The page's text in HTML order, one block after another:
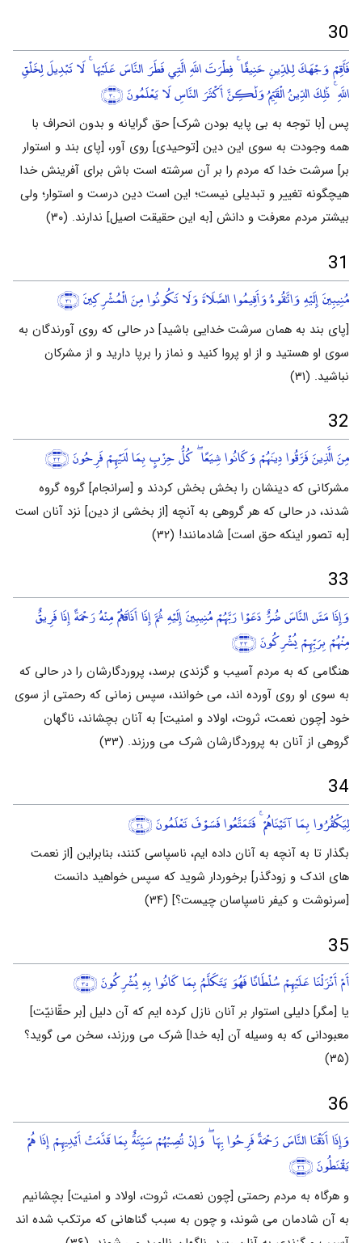
30
فَأَقِمْ وَجْهَكَ لِلدِّينِ حَنِيفًا ۚ فِطْرَتَ اللَّهِ الَّتِي فَطَرَ النَّاسَ عَلَيْهَا ۚ لَا تَبْدِيلَ لِخَلْقِ
اللَّهِ ۚ ذَٰلِكَ الدِّينُ الْقَيِّمُ وَلَٰكِنَّ أَكْثَرَ النَّاسِ لَا يَعْلَمُونَ﴿٣٠﴾
پس [با توجه به بی پایه بودن شرک] حق گرایانه و بدون انحراف با
همه وجودت به سوی این دین [توحیدی] روی آور، [پای بند و استوار
بر] سرشت خدا که مردم را بر آن سرشته است باش برای آفرینش خدا
هیچگونه تغییر و تبدیلی نیست؛ این است دین درست و استوار؛ ولی
بیشتر مردم معرفت و دانش [به این حقیقت اصیل] ندارند. (۳۰)
31
مُنِيبِينَ إِلَيْهِ وَاتَّقُوهُ وَأَقِيمُوا الصَّلَاةَ وَلَا تَكُونُوا مِنَ الْمُشْرِكِينَ﴿٣١﴾
[پای بند به همان سرشت خدایی باشید] در حالی که روی آورندگان به
سوی او هستید و از او پروا کنید و نماز را برپا دارید و از مشرکان
نباشید. (۳۱)
32
مِنَ الَّذِينَ فَرَّقُوا دِينَهُمْ وَكَانُوا شِيَعًا ۖ كُلُّ حِزْبٍ بِمَا لَدَيْهِمْ فَرِحُونَ﴿٣٢﴾
مشرکانی که دینشان را بخش بخش کردند و [سرانجام] گروه گروه
شدند، در حالی که هر گروهی به آنچه [از بخشی از دین] نزد آنان است
[به تصور اینکه حق است] شادمانند! (۳۲)
33
وَإِذَا مَسَّ النَّاسَ ضُرٌّ دَعَوْا رَبَّهُمْ مُنِيبِينَ إِلَيْهِ ثُمَّ إِذَا أَذَاقَهُمْ مِنْهُ رَحْمَةً إِذَا فَرِيقٌ
مِنْهُمْ بِرَبِّهِمْ يُشْرِكُونَ﴿٣٣﴾
هنگامی که به مردم آسیب و گزندی برسد، پروردگارشان را در حالی که
به سوی او روی آورده اند، می خوانند، سپس زمانی که رحمتی از سوی
خود [چون نعمت، ثروت، اولاد و امنیت] به آنان بچشاند، ناگهان
گروهی از آنان به پروردگارشان شرک می ورزند. (۳۳)
34
لِيَكْفُرُوا بِمَا آتَيْنَاهُمْ ۚ فَتَمَتَّعُوا فَسَوْفَ تَعْلَمُونَ﴿٣٤﴾
بگذار تا به آنچه به آنان داده ایم، ناسپاسی کنند، بنابراین [از نعمت
های اندک و زودگذر] برخوردار شوید که سپس خواهید دانست
[سرنوشت و کیفر ناسپاسان چیست؟] (۳۴)
35
أَمْ أَنْزَلْنَا عَلَيْهِمْ سُلْطَانًا فَهُوَ يَتَكَلَّمُ بِمَا كَانُوا بِهِ يُشْرِكُونَ﴿٣٥﴾
یا [مگر] دلیلی استوار بر آنان نازل کرده ایم که آن دلیل [بر حقّانیّت]
معبودانی که به وسیله آن [به خدا] شرک می ورزند، سخن می گوید؟
(۳۵)
36
وَإِذَا أَذَقْنَا النَّاسَ رَحْمَةً فَرِحُوا بِهَا ۖ وَإِنْ تُصِبْهُمْ سَيِّئَةٌ بِمَا قَدَّمَتْ أَيْدِيهِمْ إِذَا هُمْ
يَقْنَطُونَ﴿٣٦﴾
و هرگاه به مردم رحمتی [چون نعمت، ثروت، اولاد و امنیت] بچشانیم
به آن شادمان می شوند، و چون به سبب گناهانی که مرتکب شده اند